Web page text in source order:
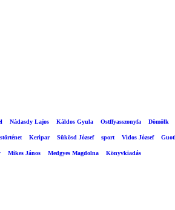
Nádasdy Lajos Káldos Gyula Ostffyasszonyfa Dömölk
Keripar Sükösd József sport Vidos József
Mikes János Medgyes Magdolna Könyvkiadás